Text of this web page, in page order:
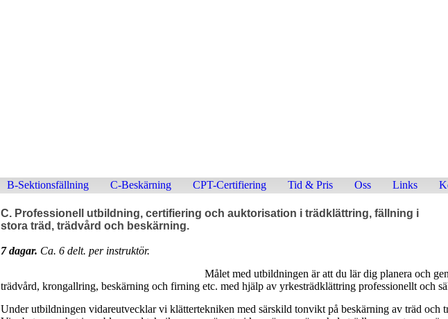
B-Sektionsfällning C-Beskärning CPT-Certifiering Tid & Pris Oss Links
C. Professionell utbildning, certifiering och auktorisation i trädklättring, fällning i
stora träd, trädvård och beskärning.
7 dagar. Ca. 6 delt. per instruktör.
Målet med utbildningen är att du lär dig planera och
trädvård, krongallring, beskärning och firning etc. med hjälp av yrkesträdklättring professionellt och
Under utbildningen vidareutvecklar vi klättertekniken med särskild tonvikt på beskärning av träd och